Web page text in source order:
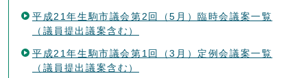
平成21年生駒市議会第2回（5月）臨時会議案一覧
（議員提出議案含む）
平成21年生駒市議会第1回（3月）定例会議案一覧
（議員提出議案含む）